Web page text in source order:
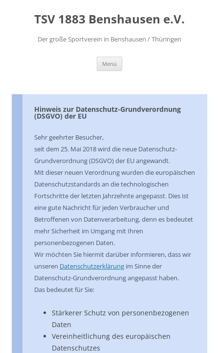
springenTSV 1883 Benshausen e.V.
Der große Sportverein in Benshausen / Thüringen
Menü
Hinweis zur Datenschutz-Grundverordnung
(DSGVO) der EU
Sehr geehrter Besucher,
seit dem 25. Mai 2018 wird die neue Datenschutz-
Grundverordnung (DSGVO) der EU angewandt.
Mit dieser neuen Verordnung wurden die europäischen
Datenschutzstandards an die technologischen
Fortschritte der letzten Jahrzehnte angepasst. Dies ist
eine gute Nachricht für jeden Verbraucher und
Betroffenen von Datenverarbeitung, denn es bedeutet
mehr Sicherheit im Umgang mit Ihren
personenbezogenen Daten.
Wir möchten Sie hiermit darüber informieren, dass wir
unseren Datenschutzerklärung im Sinne der
Datenschutz-Grundverordnung angepasst haben.
Das bedeutet für Sie:
Stärkerer Schutz von personenbezogenen
Daten
Vereinheitlichung des europäischen
Datenschutzes